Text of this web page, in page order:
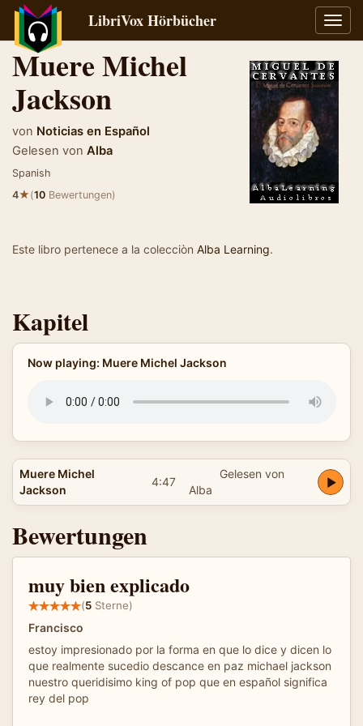
LibriVox Hörbücher
Muere Michel
Jackson
von Noticias en Español
Gelesen von Alba
Spanish
4★(10 Bewertungen)
Este libro pertenece a la colecciòn Alba Learning.
Kapitel
Now playing: Muere Michel Jackson
Muere Michel
Jackson
4:47
Gelesen von
Alba
Bewertungen
muy bien explicado
(5 Sterne)
Francisco
estoy impresionado por la forma en que lo dice y dicen lo
que realmente sucedio descance en paz michael jackson
nuestro queridisimo king of pop que en español significa
rey del pop